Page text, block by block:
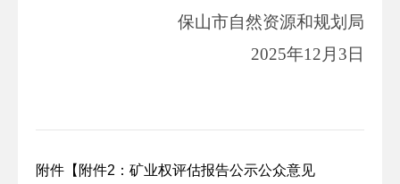
保山市自然资源和规划局
2025年12月3日
附件【 附件2：矿业权评估报告公示公众意见